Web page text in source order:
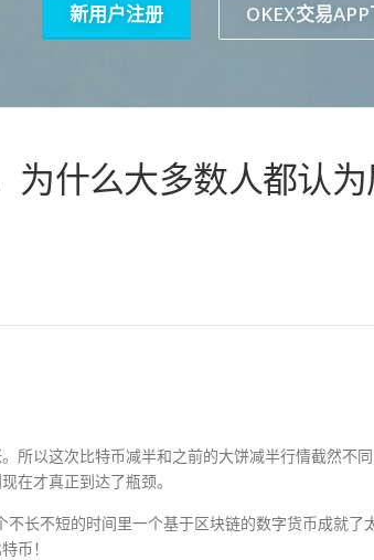
新用户注册 OKEX交易
为什么大多数人都认
所以这次比特币减半和之前的大饼减半行情截然不
在才真正到达了瓶颈。
长不短的时间里一个基于区块链的数字货币成就了
币！